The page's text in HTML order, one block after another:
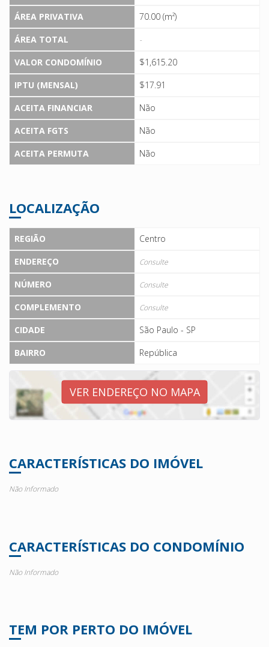
ÁREA PRIVATIVA
70.00 (m²)
ÁREA TOTAL
-
VALOR CONDOMÍNIO
$1,615.20
IPTU (MENSAL)
$17.91
ACEITA FINANCIAR
Não
ACEITA FGTS
Não
ACEITA PERMUTA
Não
LOCALIZAÇÃO
REGIÃO
Centro
ENDEREÇO
Consulte
NÚMERO Consulte
COMPLEMENTO Consulte
CIDADE
São Paulo - SP
BAIRRO
República
VER ENDEREÇO NO MAPA
CARACTERÍSTICAS DO IMÓVEL
Não Informado
CARACTERÍSTICAS DO CONDOMÍNIO
Não Informado
TEM POR PERTO DO IMÓVEL